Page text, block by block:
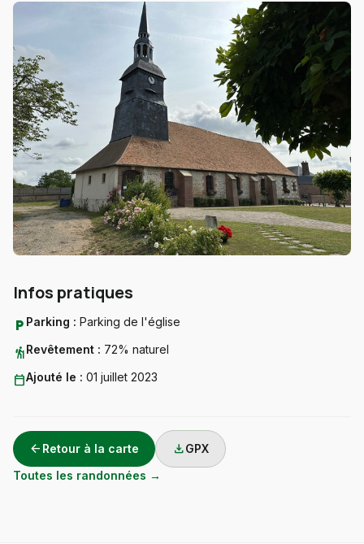
Infos pratiques
local_parking Parking : Parking de l'église
hikingRevêtement : 72% naturel
calendar_todayAjouté le : 01 juillet 2023
arrow_back Retour à la carte downloadGPX
Toutes les randonnées →